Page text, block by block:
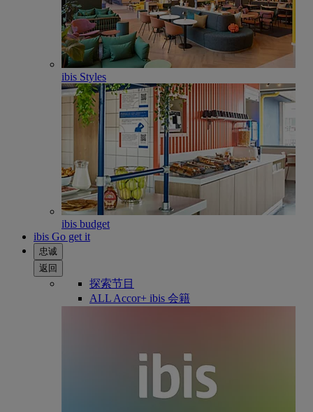
ibis Styles
ibis budget
ibis Go get it
忠诚
返回
探索节目
ALL Accor+ ibis 会籍